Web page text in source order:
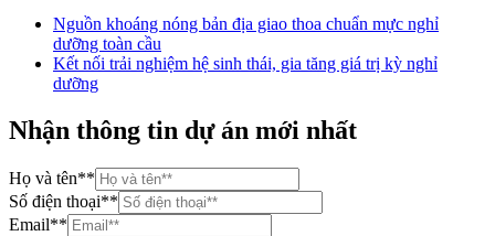
Nguồn khoáng nóng bản địa giao thoa chuẩn mực nghỉ
dưỡng toàn cầu
Kết nối trải nghiệm hệ sinh thái, gia tăng giá trị kỳ nghỉ
dưỡng
Nhận thông tin dự án mới nhất
Họ và tên**
Số điện thoại**
Email**